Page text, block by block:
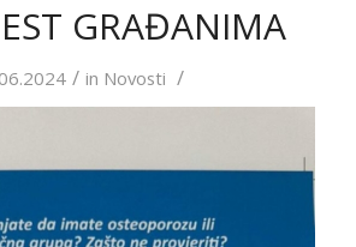
GRAĐANIMA
/ in Novosti /